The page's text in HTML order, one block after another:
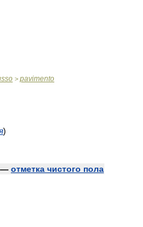
> pavimento
)
— отметка чистого пола